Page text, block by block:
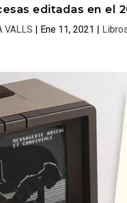
editadas en el
VALLS | Ene 11, 2021 |